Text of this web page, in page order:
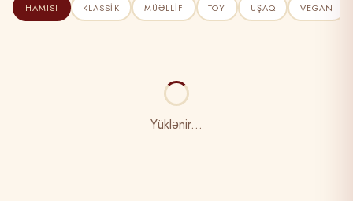
HAMISI KLASSIK MÜƏLLIF TOY UŞAQ VEGAN
Yüklənir...